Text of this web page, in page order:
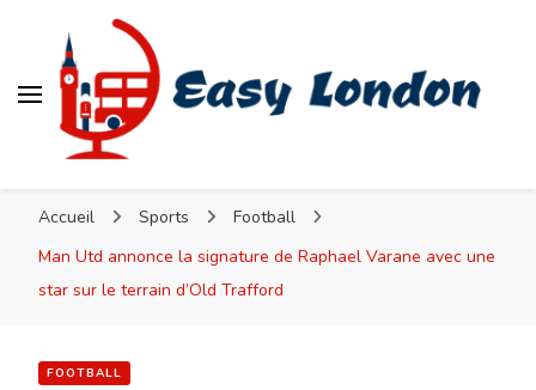
Accueil Sports
Football
Man Utd annonce la signature de Raphael Varane avec une
star sur le terrain d’Old Trafford
FOOTBALL